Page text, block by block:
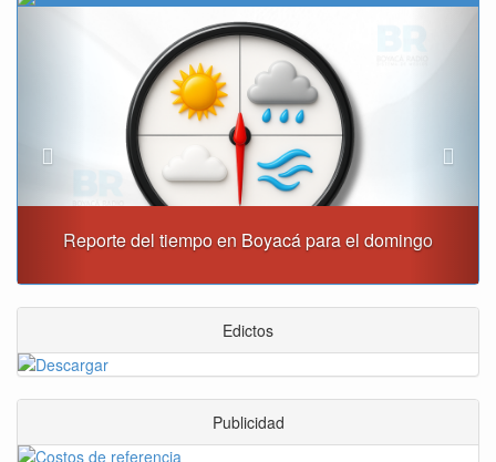
Este domingo habrá cierres viales en Tunja
Edictos
Publicidad